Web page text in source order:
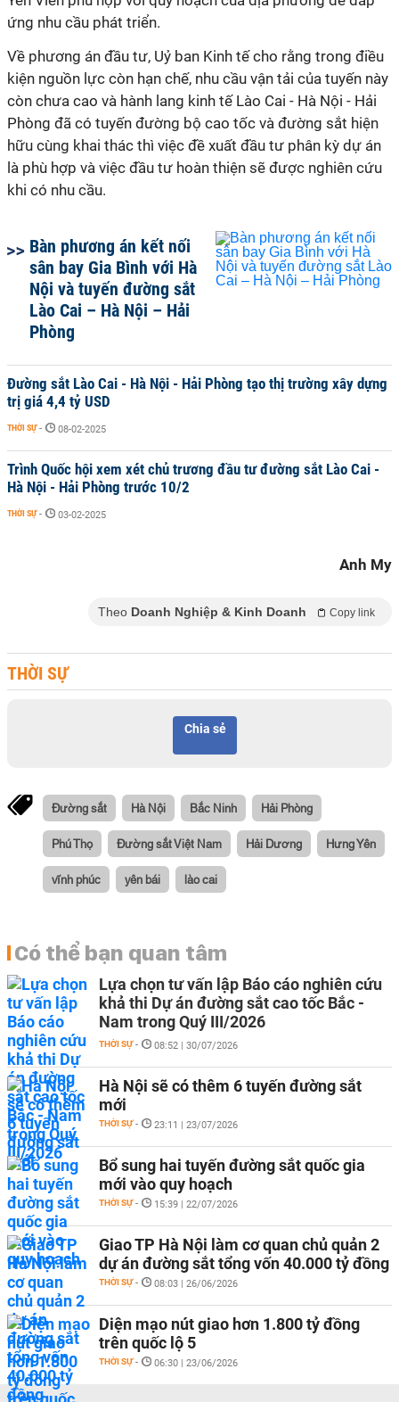
ứng nhu cầu phát triển.
Về phương án đầu tư, Uỷ ban Kinh tế cho rằng trong điều
kiện nguồn lực còn hạn chế, nhu cầu vận tải của tuyến này
còn chưa cao và hành lang kinh tế Lào Cai - Hà Nội - Hải
Phòng đã có tuyến đường bộ cao tốc và đường sắt hiện
hữu cùng khai thác thì việc đề xuất đầu tư phân kỳ dự án
là phù hợp và việc đầu tư hoàn thiện sẽ được nghiên cứu
khi có nhu cầu.
Bàn phương án kết nối
sân bay Gia Bình với Hà
Nội và tuyến đường sắt
Lào Cai – Hà Nội – Hải
Phòng
Đường sắt Lào Cai - Hà Nội - Hải Phòng tạo thị trường xây dựng
trị giá 4,4 tỷ USD
THỜI SỰ - 08-02-2025
Trình Quốc hội xem xét chủ trương đầu tư đường sắt Lào Cai -
Hà Nội - Hải Phòng trước 10/2
THỜI SỰ - 03-02-2025
Anh My
Theo Doanh Nghiệp & Kinh Doanh Copy link
THỜI SỰ
Chia sẻ
Đường sắt Hà Nội Bắc Ninh Hải Phòng
Phú Thọ Đường sắt Việt Nam Hải Dương Hưng Yên
vĩnh phúc yên bái lào cai
Có thể bạn quan tâm
Lựa chọn tư vấn lập Báo cáo nghiên cứu
khả thi Dự án đường sắt cao tốc Bắc -
Nam trong Quý III/2026
THỜI SỰ - 08:52 | 30/07/2026
Hà Nội sẽ có thêm 6 tuyến đường sắt
mới
THỜI SỰ - 23:11 | 23/07/2026
Bổ sung hai tuyến đường sắt quốc gia
mới vào quy hoạch
THỜI SỰ - 15:39 | 22/07/2026
Giao TP Hà Nội làm cơ quan chủ quản 2
dự án đường sắt tổng vốn 40.000 tỷ đồng
THỜI SỰ - 08:03 | 26/06/2026
Diện mạo nút giao hơn 1.800 tỷ đồng
trên quốc lộ 5
THỜI SỰ - 06:30 | 23/06/2026